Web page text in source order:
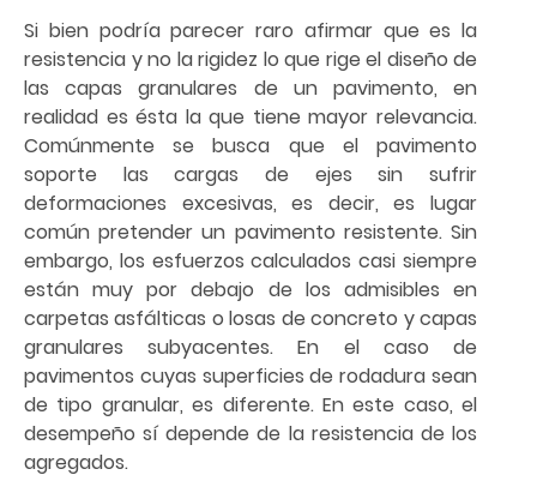
Si bien podría parecer raro afirmar que es la
resistencia y no la rigidez lo que rige el diseño de
las capas granulares de un pavimento, en
realidad es ésta la que tiene mayor relevancia.
Comúnmente se busca que el pavimento
soporte las cargas de ejes sin sufrir
deformaciones excesivas, es decir, es lugar
común pretender un pavimento resistente. Sin
embargo, los esfuerzos calculados casi siempre
están muy por debajo de los admisibles en
carpetas asfálticas o losas de concreto y capas
granulares subyacentes. En el caso de
pavimentos cuyas superficies de rodadura sean
de tipo granular, es diferente. En este caso, el
desempeño sí depende de la resistencia de los
agregados.